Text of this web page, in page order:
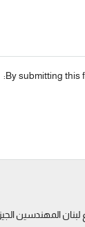
By submitting this